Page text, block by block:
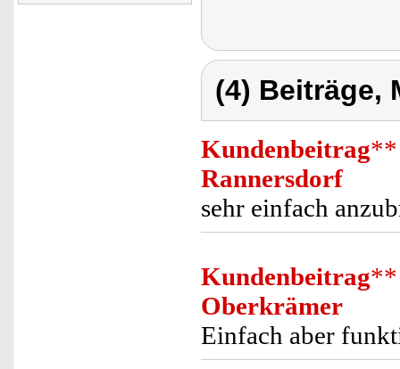
(4) Beiträge,
Kundenbeitrag**
Rannersdorf
sehr einfach
Kundenbeitrag**
Oberkrämer
Einfach aber